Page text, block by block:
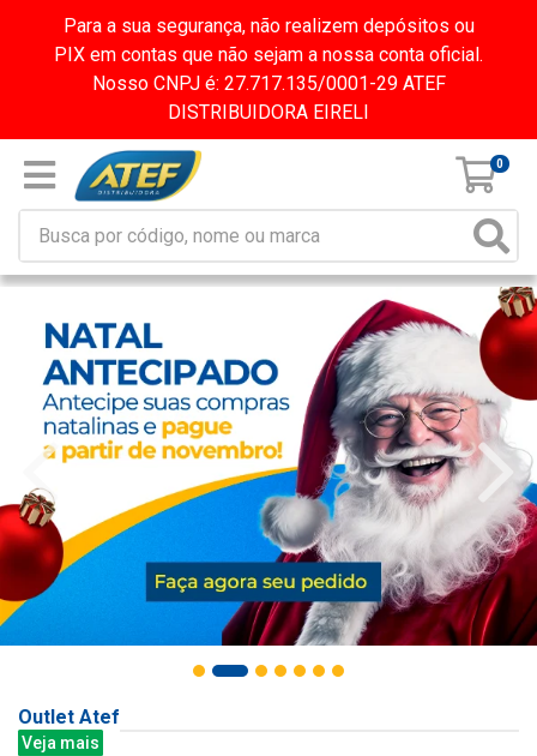
Para a sua segurança, não realizem depósitos ou
PIX em contas que não sejam a nossa conta oficial.
Nosso CNPJ é: 27.717.135/0001-29 ATEF
DISTRIBUIDORA EIRELI
0
Outlet Atef
Veja mais